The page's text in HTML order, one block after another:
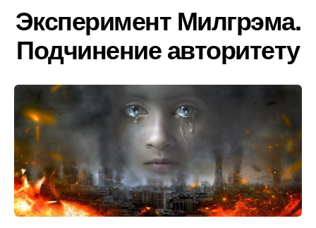
Эксперимент Милгрэма.
Подчинение авторитету